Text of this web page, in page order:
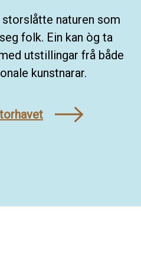
naturen som
folk. Ein kan òg ta
utstillingar frå både
kunstnarar.